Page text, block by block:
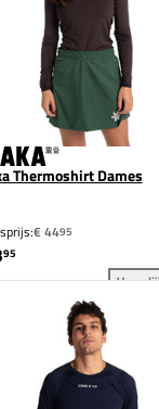
toevoegen aan
Thermoshirt Dames
€ 4495
95